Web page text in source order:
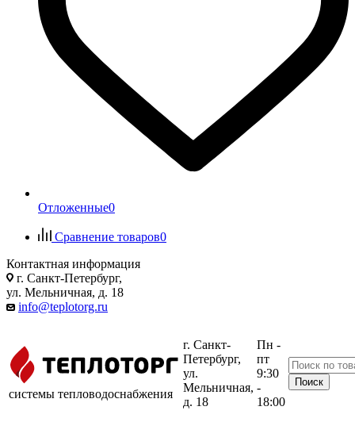
Отложенные0
Сравнение товаров0
Контактная информация
г. Санкт-Петербург,
ул. Мельничная, д. 18
info@teplotorg.ru
системы тепловодоснабжения
г. Санкт-
Петербург,
ул.
Мельничная,
д. 18
Пн -
пт
9:30
-
18:00